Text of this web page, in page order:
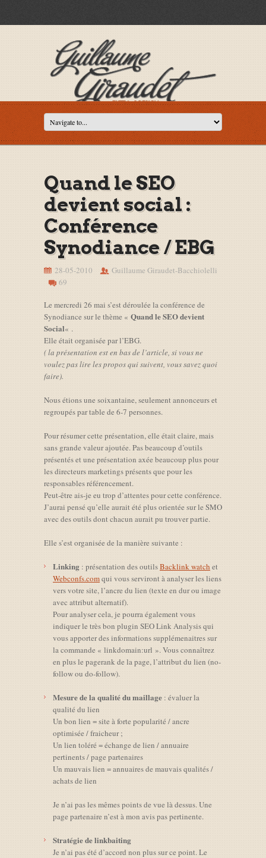
Quand le SEO
devient social :
Conférence
Synodiance / EBG
28-05-2010
Guillaume Giraudet-Bacchiolelli
69
Le mercredi 26 mai s’est déroulée la conférence de
Synodiance sur le thème « Quand le SEO devient
Social« .
Elle était organisée par l’EBG.
( la présentation est en bas de l’article, si vous ne
voulez pas lire les propos qui suivent, vous savez quoi
faire).
Nous étions une soixantaine, seulement annonceurs et
regroupés par table de 6-7 personnes.
Pour résumer cette présentation, elle était claire, mais
sans grande valeur ajoutée. Pas beaucoup d’outils
présentés et une présentation axée beaucoup plus pour
les directeurs marketings présents que pour les
responsables référencement.
Peut-être ais-je eu trop d’attentes pour cette conférence.
J’aurai pensé qu’elle aurait été plus orientée sur le SMO
avec des outils dont chacun aurait pu trouver partie.
Elle s’est organisée de la manière suivante :
Linking : présentation des outilsBacklink watch et
Webconfs.comqui vous serviront à analyser les liens
vers votre site, l’ancre du lien (texte en dur ou image
avec attribut alternatif).
Pour analyser cela, je pourra également vous
indiquer le très bon plugin SEO Link Analysis qui
vous apporter des informations supplémenaitres sur
la commande « linkdomain:url ». Vous connaîtrez
en plus le pagerank de la page, l’attribut du lien (no-
follow ou do-follow).
Mesure de la qualité du maillage : évaluer la
qualité du lien
Un bon lien = site à forte popularité / ancre
optimisée / fraicheur ;
Un lien toléré = échange de lien / annuaire
pertinents / page partenaires
Un mauvais lien = annuaires de mauvais qualités /
achats de lien
Je n’ai pas les mêmes points de vue là dessus. Une
page partenaire n’est à mon avis pas pertinente.
Stratégie de linkbaiting
Je n’ai pas été d’accord non plus sur ce point. Le